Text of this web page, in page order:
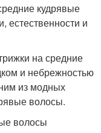
волосы
стрижка
с длинной
кудрявые
естественности и
на средние
и небрежностью
из модных
волосы.
волосы